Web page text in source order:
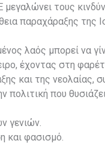
τους
παραχάραξης της
λαός μπορεί να
έχοντας στη
και της νεολαίας,
πολιτική που
γενιών.
και φασισμό.